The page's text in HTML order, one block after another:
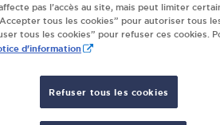
pas l’accès au site, mais peut limiter
tous les cookies” pour autoriser tous
tous les cookies” pour refuser ces cookies.
d'information
Refuser tous les cookies